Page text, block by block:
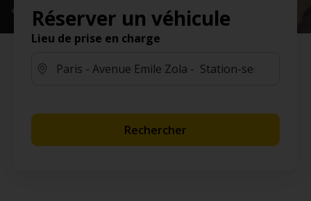
Réserver un véhicule
Lieu de prise en charge
Rechercher